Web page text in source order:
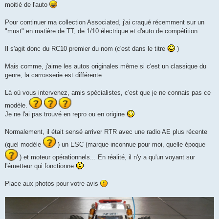
moitié de l'auto
Pour continuer ma collection Associated, j'ai craqué récemment sur un
"must" en matière de TT, de 1/10 électrique et d'auto de compétition.
Il s'agit donc du RC10 premier du nom (c'est dans le titre )
Mais comme, j'aime les autos originales même si c'est un classique du
genre, la carrosserie est différente.
Là où vous intervenez, amis spécialistes, c'est que je ne connais pas ce
modèle.
Je ne l'ai pas trouvé en repro ou en origine
Normalement, il était sensé arriver RTR avec une radio AE plus récente
(quel modèle
) un ESC (marque inconnue pour moi, quelle époque
) et moteur opérationnels... En réalité, il n'y a qu'un voyant sur
l'émetteur qui fonctionne
Place aux photos pour votre avis